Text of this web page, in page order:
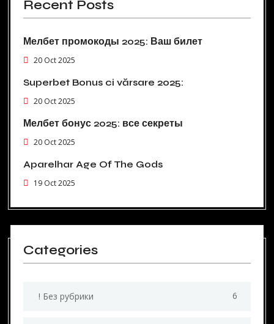
Recent Posts
Мелбет промокоды 2025: Ваш билет
20 Oct 2025
Superbet Bonus ci vărsare 2025:
20 Oct 2025
Мелбет бонус 2025: все секреты
20 Oct 2025
Aparelhar Age Of The Gods
19 Oct 2025
Categories
! Без рубрики 6